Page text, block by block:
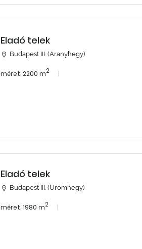
Eladó telek
Budapest III. (Aranyhegy)
méret: 2200 m2
Eladó telek
Budapest III. (Ürömhegy)
méret: 1980 m2